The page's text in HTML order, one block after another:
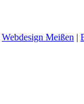
Webdesign Meißen |